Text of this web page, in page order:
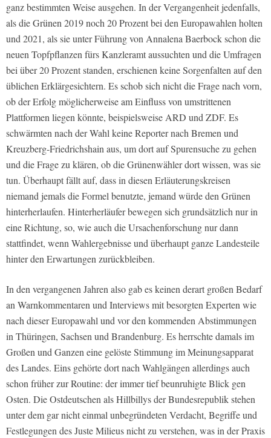
ganz bestimmten Weise ausgehen. In der Vergangenheit jedenfalls,
als die Grünen 2019 noch 20 Prozent bei den Europawahlen holten
und 2021, als sie unter Führung von Annalena Baerbock schon die
neuen Topfpflanzen fürs Kanzleramt aussuchten und die Umfragen
bei über 20 Prozent standen, erschienen keine Sorgenfalten auf den
üblichen Erklärgesichtern. Es schob sich nicht die Frage nach vorn,
ob der Erfolg möglicherweise am Einfluss von umstrittenen
Plattformen liegen könnte, beispielsweise ARD und ZDF. Es
schwärmten nach der Wahl keine Reporter nach Bremen und
Kreuzberg-Friedrichshain aus, um dort auf Spurensuche zu gehen
und die Frage zu klären, ob die Grünenwähler dort wissen, was sie
tun. Überhaupt fällt auf, dass in diesen Erläuterungskreisen
niemand jemals die Formel benutzte, jemand würde den Grünen
hinterherlaufen. Hinterherläufer bewegen sich grundsätzlich nur in
eine Richtung, so, wie auch die Ursachenforschung nur dann
stattfindet, wenn Wahlergebnisse und überhaupt ganze Landesteile
hinter den Erwartungen zurückbleiben.
In den vergangenen Jahren also gab es keinen derart großen Bedarf
an Warnkommentaren und Interviews mit besorgten Experten wie
nach dieser Europawahl und vor den kommenden Abstimmungen
in Thüringen, Sachsen und Brandenburg. Es herrschte damals im
Großen und Ganzen eine gelöste Stimmung im Meinungsapparat
des Landes. Eins gehörte dort nach Wahlgängen allerdings auch
schon früher zur Routine: der immer tief beunruhigte Blick gen
Osten. Die Ostdeutschen als Hillbillys der Bundesrepublik stehen
unter dem gar nicht einmal unbegründeten Verdacht, Begriffe und
Festlegungen des Juste Milieus nicht zu verstehen, was in der Praxis